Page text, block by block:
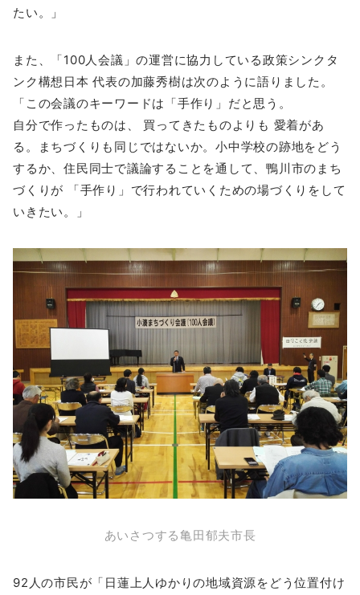
たい。」
また、「100人会議」の運営に協力している政策シンクタ
ンク構想日本 代表の加藤秀樹は次のように語りました。
「この会議のキーワードは「手作り」だと思う。
自分で作ったものは、 買ってきたものよりも 愛着があ
る。まちづくりも同じではないか。小中学校の跡地をどう
するか、住民同士で議論することを通して、鴨川市のまち
づくりが 「手作り」で行われていくための場づくりをして
いきたい。」
あいさつする亀田郁夫市長
92人の市民が「日蓮上人ゆかりの地域資源をどう位置付け